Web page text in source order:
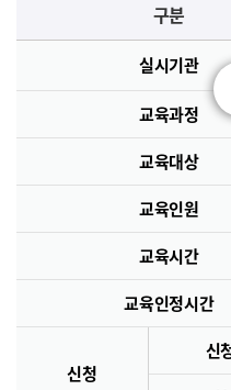
구분
실시기관
교육과정
교육대상
교육인원
교육시간
교육인정시간
신청
신